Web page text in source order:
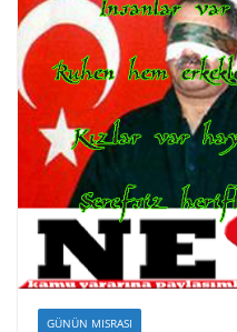
GÜNÜN MISRASI